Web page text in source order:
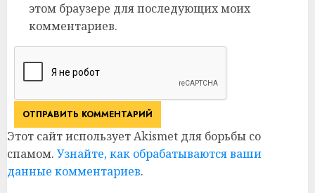
этом браузере для последующих моих
комментариев.
Этот сайт использует Akismet для борьбы со
спамом. Узнайте, как обрабатываются ваши
данные комментариев.